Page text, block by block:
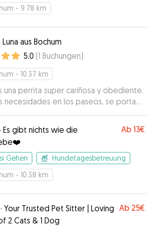
- 9.78 km
Luna aus Bochum
5.0 (1 Buchungen)
- 10.37 km
una perrita super cariñosa y obediente.
necesidades en los paseos, se porta
en casa y es muy tranquila. Se relaciona
con otros perritos. Sin duda volvería a
🫶🏻”
· Es gibt nichts wie die
Ab 13€
Gehen
Hundetagesbetreuung
- 10.38 km
· Your Trusted Pet Sitter | Loving
2 Cats & 1 Dog
Ab 25€